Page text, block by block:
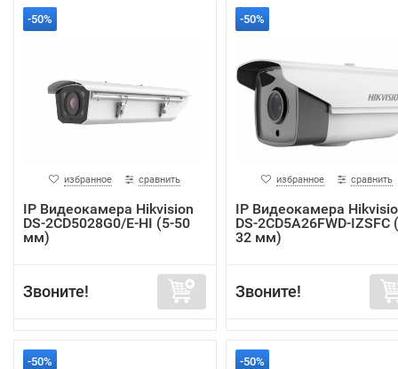
-50%
избранное сравнить
IP Видеокамера Hikvision
DS-2CD5028G0/E-HI (5-50
мм)
Звоните!
-50%
избранное сравнить
IP Видеокамера
DS-2CD5A26FWD-IZSFC
32 мм)
Звоните!
-50% -50%